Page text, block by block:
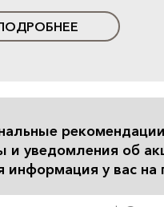
и уведомления об
информация у вас на